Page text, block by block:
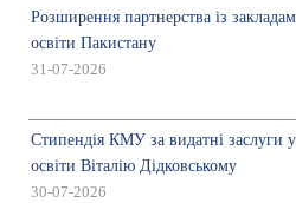
Розширення партнерства із
освіти Пакистану
31-07-2026
Стипендія КМУ за видатні заслуги
освіти Віталію Дідковському
30-07-2026